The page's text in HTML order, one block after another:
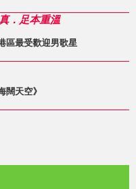
．足本重溫
區最受歡迎男歌星
闊天空》